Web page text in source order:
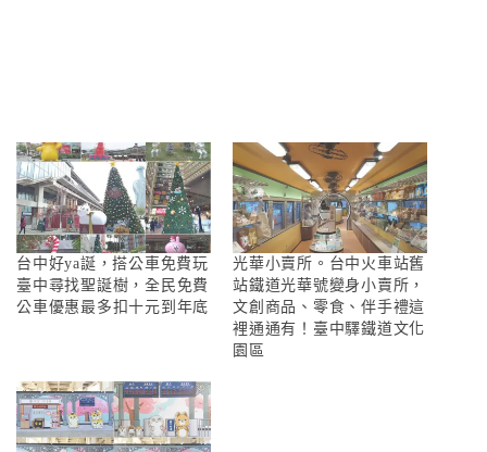
台中好ya誕，搭公車免費玩
臺中尋找聖誕樹，全民免費
公車優惠最多扣十元到年底
光華小賣所。台中火車站舊
站鐵道光華號變身小賣所，
文創商品、零食、伴手禮這
裡通通有！臺中驛鐵道文化
園區